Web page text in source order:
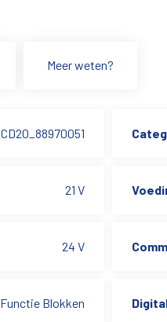
Meer weten?
CD20_88970051
21 V
24 V
Functie Blokken